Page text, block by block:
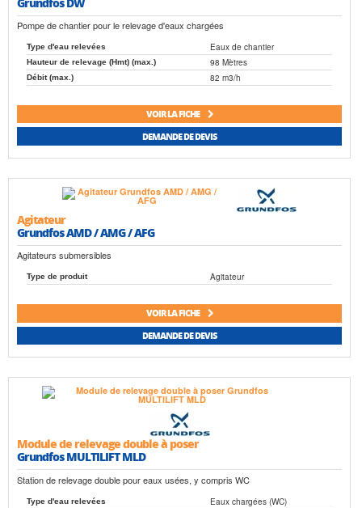
Pompe de chantier pour le relevage d'eaux chargées
Type d'eau relevées Eaux de chantier
Hauteur de relevage (Hmt) (max.) 98 Mètres
Débit (max.) 82 m3/h
VOIR LA FICHE
DEMANDE DE DEVIS
Agitateur
Grundfos AMD / AMG / AFG
Agitateurs submersibles
Type de produit Agitateur
VOIR LA FICHE
DEMANDE DE DEVIS
Module de relevage double à poser
Grundfos MULTILIFT MLD
Station de relevage double pour eaux usées, y compris WC
Type d'eau relevées Eaux chargées (WC)